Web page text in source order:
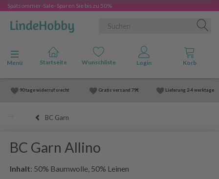
Spätsommer-Sale- Sparen Sie bis zu 50%
Anzeige ändern
Menü
90 tage widerruf srecht Gratis versand 79€ Lieferung 2-4 werktage
BC Garn
BC Garn Allino
Inhalt: 50% Baumwolle, 50% Leinen